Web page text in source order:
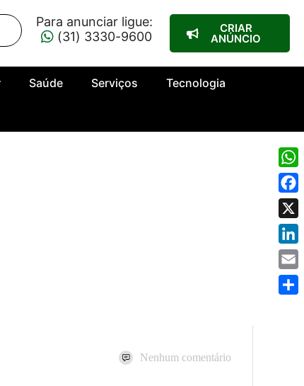
Para anunciar ligue:
(31) 3330-9600
CRIAR
ANÚNCIO
Saúde Serviços Tecnologia
Nenhum comentário
X